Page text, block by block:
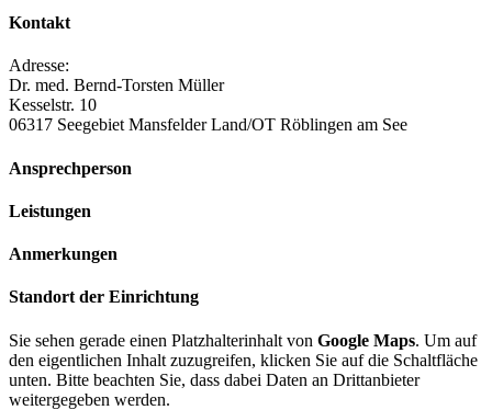
Kontakt
Adresse:
Dr. med. Bernd-Torsten Müller
Kesselstr. 10
06317 Seegebiet Mansfelder Land/OT Röblingen am See
Ansprechperson
Leistungen
Anmerkungen
Standort der Einrichtung
Sie sehen gerade einen Platzhalterinhalt von Google Maps. Um auf
den eigentlichen Inhalt zuzugreifen, klicken Sie auf die Schaltfläche
unten. Bitte beachten Sie, dass dabei Daten an Drittanbieter
weitergegeben werden.